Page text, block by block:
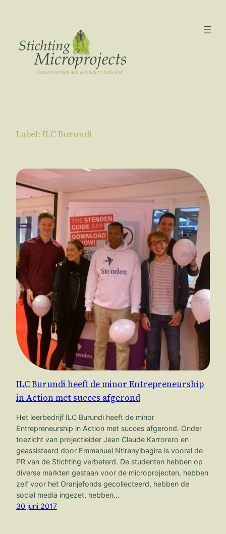
inhoud
Label: ILC Burundi
ILC Burundi heeft de minor Entrepreneurship
in Action met succes afgerond
Het leerbedrijf ILC Burundi heeft de minor
Entrepreneurship in Action met succes afgerond. Onder
toezicht van projectleider Jean Claude Karrorero en
geassisteerd door Emmanuel Ntiranyibagira is vooral de
PR van de Stichting verbeterd. De studenten hebben op
diverse markten gestaan voor de microprojecten, hebben
zelf voor het Oranjefonds gecollecteerd, hebben de
social media ingezet, hebben…
30 juni 2017